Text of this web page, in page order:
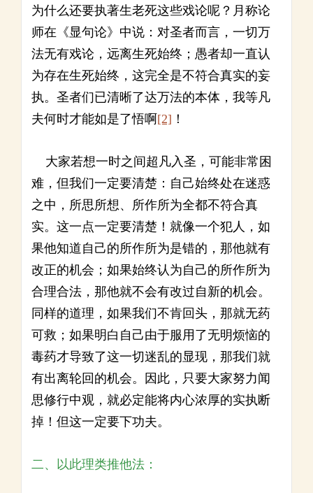
为什么还要执著生老死这些戏论呢？月称论
师在《显句论》中说：对圣者而言，一切万
法无有戏论，远离生死始终；愚者却一直认
为存在生死始终，这完全是不符合真实的妄
执。圣者们已清晰了达万法的本体，我等凡
夫何时才能如是了悟啊 [2] ！
大家若想一时之间超凡入圣，可能非常困
难，但我们一定要清楚：自己始终处在迷惑
之中，所思所想、所作所为全都不符合真
实。这一点一定要清楚！就像一个犯人，如
果他知道自己的所作所为是错的，那他就有
改正的机会；如果始终认为自己的所作所为
合理合法，那他就不会有改过自新的机会。
同样的道理，如果我们不肯回头，那就无药
可救；如果明白自己由于服用了无明烦恼的
毒药才导致了这一切迷乱的显现，那我们就
有出离轮回的机会。因此，只要大家努力闻
思修行中观，就必定能将内心浓厚的实执断
掉！但这一定要下功夫。
二、以此理类推他法：